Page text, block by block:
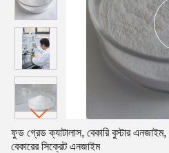
ফুড গ্রেড ক্যাটালাস, বেকারি বুস্টার
বেকারের সিক্রেট এনজাইম